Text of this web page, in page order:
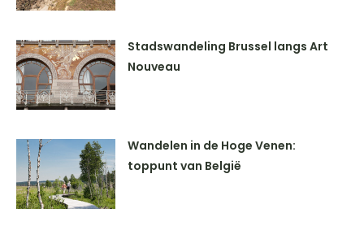
Stadswandeling Brussel langs Art
Nouveau
Wandelen in de Hoge Venen:
toppunt van België